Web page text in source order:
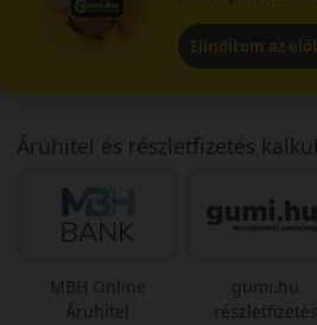
Elindítom az
Áruhitel és részletfizetés
MBH Online
Áruhitel
gumi.hu
részletfizetés